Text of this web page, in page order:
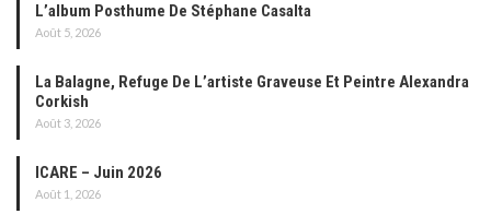
L’album Posthume De Stéphane Casalta
Août 5, 2026
La Balagne, Refuge De L’artiste Graveuse Et Peintre Alexandra
Corkish
Août 3, 2026
ICARE – Juin 2026
Août 1, 2026